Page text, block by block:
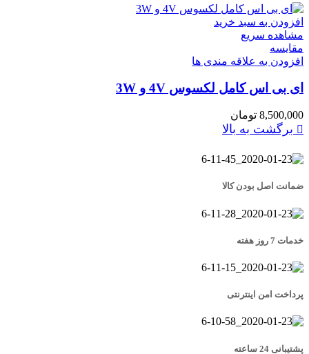
افزودن به سبد خرید
مشاهده سریع
مقایسه
افزودن به علاقه مندی ها
ای بی اس کامل لکسوس 4V و 3W
8,500,000 تومان
برگشت به بالا
ضمانت اصل بودن کالا
خدمات 7 روز هفته
پرداخت امن اینترنتی
پشتیبانی 24 ساعته